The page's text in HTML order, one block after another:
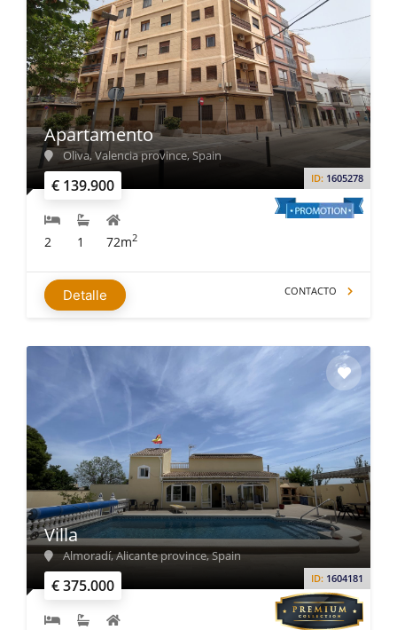
€ 139.900 ID: 1605278
Apartamento
Oliva, Valencia province, Spain
2 1 72m2
Detalle CONTACTO
€ 375.000 ID: 1604181
Villa
Almoradí, Alicante province, Spain